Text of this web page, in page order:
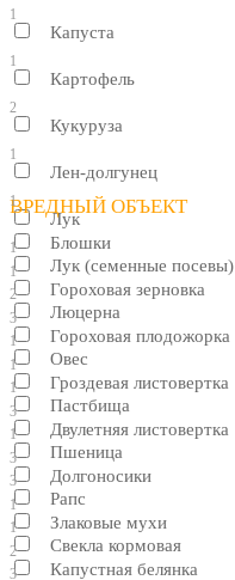
1
Капуста
1
Картофель
2
Кукуруза
1
Лен-долгунец
1
Лук
1
Лук (семенные посевы)
2
Люцерна
1
Овес
1
Пастбища
1
Пшеница
3
Рапс
1
Свекла кормовая
3
ВРЕДНЫЙ ОБЪЕКТ
Блошки
1
Гороховая зерновка
3
Гороховая плодожорка
1
Гроздевая листовертка
3
Двулетняя листовертка
3
Долгоносики
1
Злаковые мухи
2
Капустная белянка